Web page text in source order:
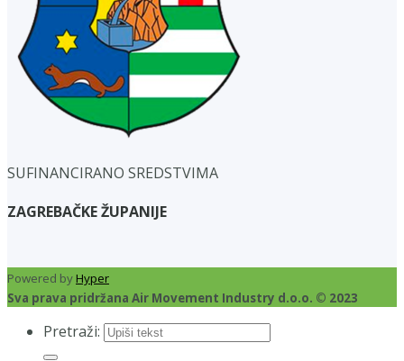
SUFINANCIRANO SREDSTVIMA
ZAGREBAČKE ŽUPANIJE
Powered byHyper
Sva prava pridržana Air Movement Industry d.o.o. © 2023
Pretraži: